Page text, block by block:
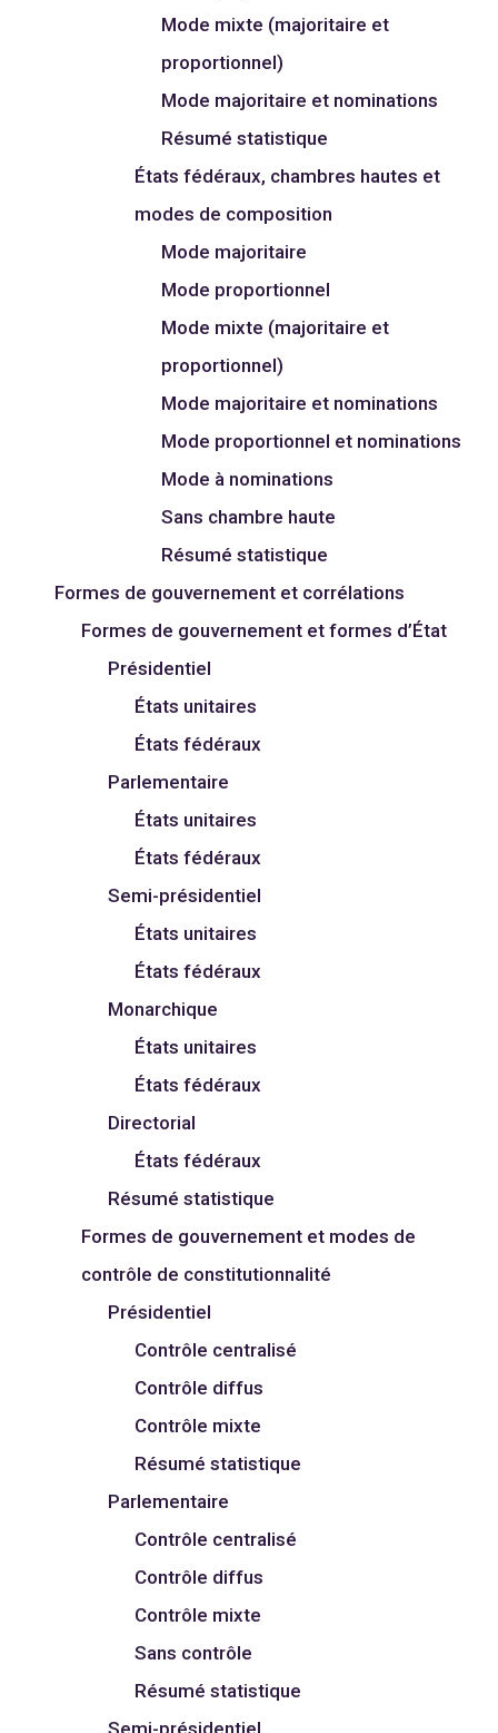
Mode mixte (majoritaire et
proportionnel)
Mode majoritaire et nominations
Résumé statistique
États fédéraux, chambres hautes et
modes de composition
Mode majoritaire
Mode proportionnel
Mode mixte (majoritaire et
proportionnel)
Mode majoritaire et nominations
Mode proportionnel et nominations
Mode à nominations
Sans chambre haute
Résumé statistique
Formes de gouvernement et corrélations
Formes de gouvernement et formes d’État
Présidentiel
États unitaires
États fédéraux
Parlementaire
États unitaires
États fédéraux
Semi-présidentiel
États unitaires
États fédéraux
Monarchique
États unitaires
États fédéraux
Directorial
États fédéraux
Résumé statistique
Formes de gouvernement et modes de
contrôle de constitutionnalité
Présidentiel
Contrôle centralisé
Contrôle diffus
Contrôle mixte
Résumé statistique
Parlementaire
Contrôle centralisé
Contrôle diffus
Contrôle mixte
Sans contrôle
Résumé statistique
Semi-présidentiel